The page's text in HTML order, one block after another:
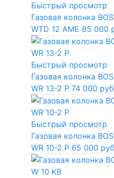
Быстрый просмотр
Газовая колонка
WTD 12 AME 85 000
Быстрый просмотр
Газовая колонка
WR 13-2 P 74 000
Быстрый просмотр
Газовая колонка
WR 10-2 P 65 000